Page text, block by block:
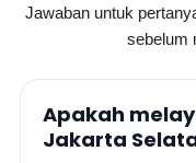
Jawaban untuk
sebelum
Apakah
Jakarta